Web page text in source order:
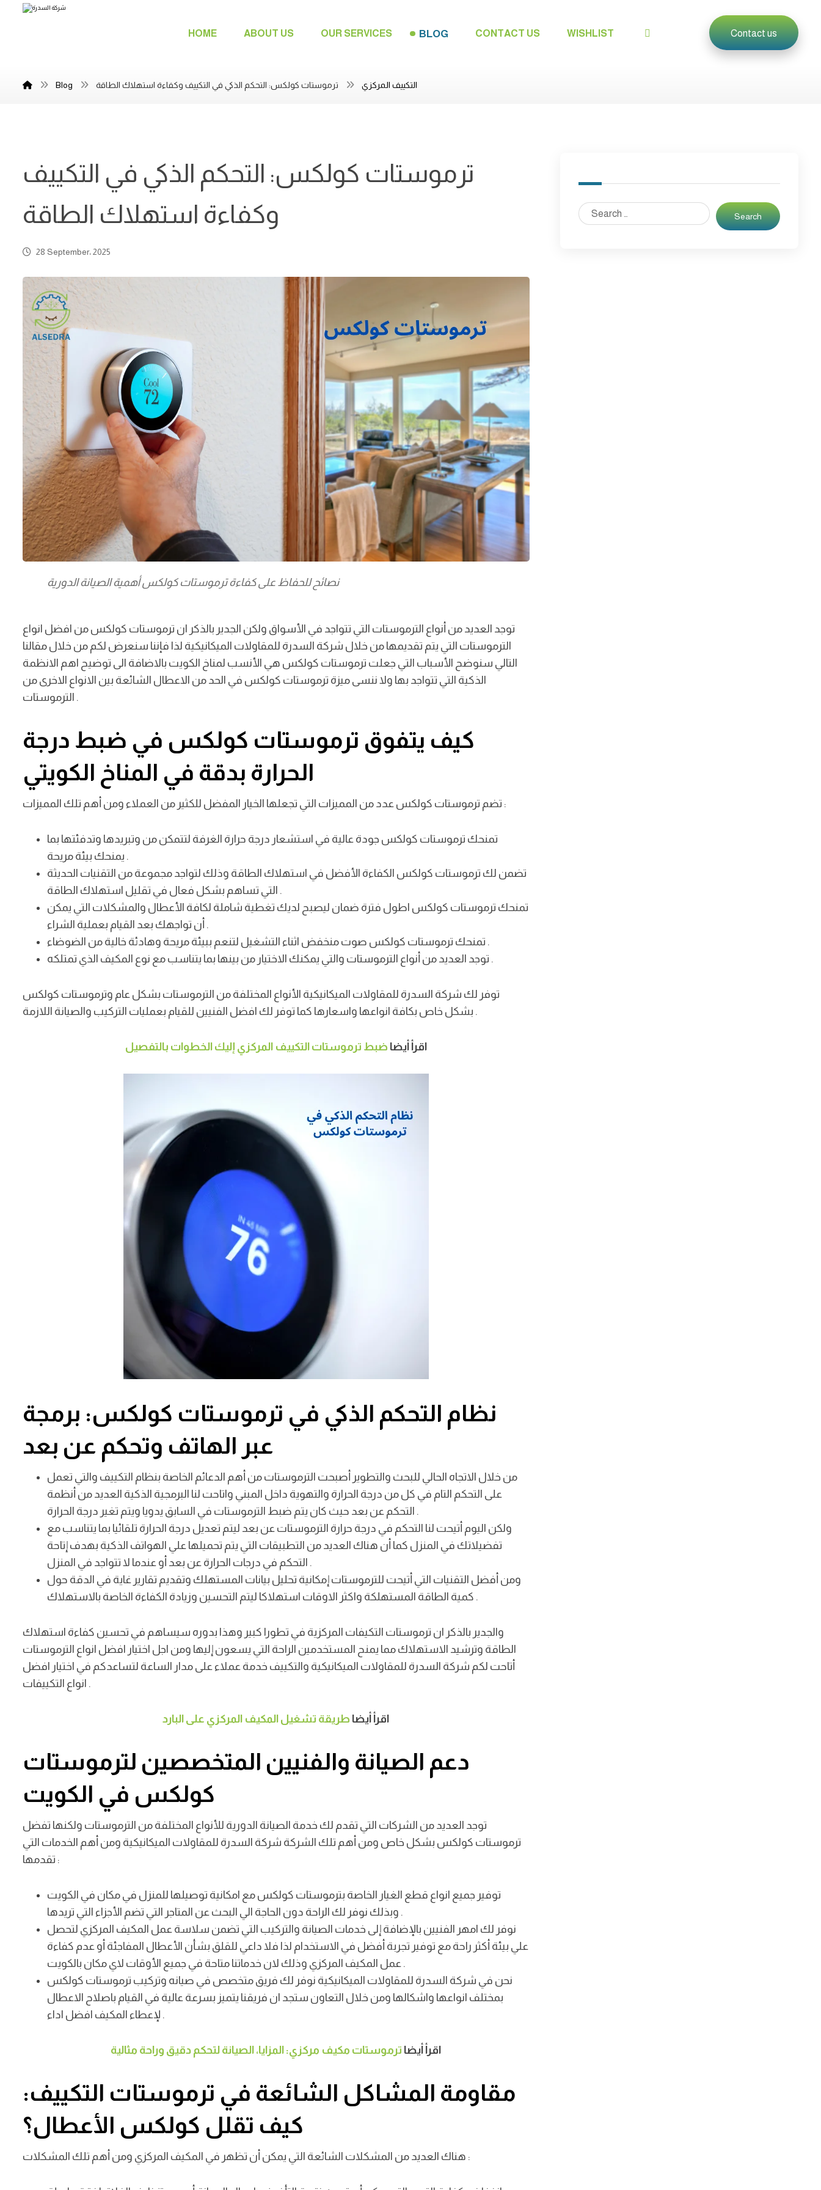
Contact us
HOME ABOUT US OUR SERVICES BLOG CONTACT US WISHLIST
Blog التكييف المركزي ترموستات كولكس: التحكم الذكي في التكييف وكفاءة استهلاك الطاقة
ترموستات كولكس: التحكم الذكي في التكييف
وكفاءة استهلاك الطاقة
28 September، 2025
نصائح للحفاظ على كفاءة ترموستات كولكس أهمية الصيانة الدورية
توجد العديد من أنواع الترموستات التي تتواجد في الأسواق ولكن الجدير بالذكر ان ترموستات كولكس من افضل انواع
الترموستات التي يتم تقديمها من خلال شركة السدرة للمقاولات الميكانيكية لذا فإننا سنعرض لكم من خلال مقالنا
التالي سنوضح الأسباب التي جعلت ترموستات كولكس هي الأنسب لمناخ الكويت بالاضافة الى توضيح اهم الانظمة
الذكية التي تتواجد بها ولا ننسى ميزة ترموستات كولكس في الحد من الاعطال الشائعة بين الانواع الاخرى من
الترموستات .
كيف يتفوق ترموستات كولكس في ضبط درجة
الحرارة بدقة في المناخ الكويتي
:
تمنحك ترموستات كولكس جودة عالية في استشعار درجة حرارة الغرفة لتتمكن من وتبريدها وتدفئتها بما
.
تضمن لك ترموستات كولكس الكفاءة الأفضل في استهلاك الطاقة وذلك لتواجد مجموعة من التقنيات الحديثة
.
تمنحك ترموستات كولكس اطول فترة ضمان ليصبح لديك تغطية شاملة لكافة الأعطال والمشكلات التي يمكن
.
.
.
توفر لك شركة السدرة للمقاولات الميكانيكية الأنواع المختلفة من الترموستات بشكل عام وترموستات كولكس
.
اقرأ أيضا ضبط ترموستات التكييف المركزي إليك الخطوات بالتفصيل
نظام التحكم الذكي في ترموستات كولكس: برمجة
عبر الهاتف وتحكم عن بعد
من خلال الاتجاه الحالي للبحث والتطوير أصبحت الترموستات من أهم الدعائم الخاصة بنظام التكييف والتي تعمل
على التحكم التام في كل من درجة الحرارة والتهوية داخل المبني واتاحت لنا البرمجية الذكية العديد من أنظمة
.
ولكن اليوم أتيحت لنا التحكم في درجة حرارة الترموستات عن بعد ليتم تعديل درجة الحرارة تلقائيا بما يتناسب مع
تفضيلاتك في المنزل كما أن هناك العديد من التطبيقات التي يتم تحميلها علي الهواتف الذكية بهدف إتاحة
.
ومن أفضل التقنيات التي أتيحت للترموستات إمكانية تحليل بيانات المستهلك وتقديم تقارير غاية في الدقة حول
.
والجدير بالذكر ان ترموستات التكيفات المركزية في تطورا كبير وهذا بدوره سيساهم في تحسين كفاءة استهلاك
الطاقة وترشيد الاستهلاك مما يمنح المستخدمين الراحة التي يسعون إليها ومن اجل اختيار افضل انواع الترموستات
أتاحت لكم شركة السدرة للمقاولات الميكانيكية والتكييف خدمة عملاء على مدار الساعة لتساعدكم في اختيار افضل
.
اقرأ أيضا طريقة تشغيل المكيف المركزي على البارد
دعم الصيانة والفنيين المتخصصين لترموستات
كولكس في الكويت
توجد العديد من الشركات التي تقدم لك خدمة الصيانة الدورية للأنواع المختلفة من الترموستات ولكنها تفضل
ترموستات كولكس بشكل خاص ومن أهم تلك الشركة شركة السدرة للمقاولات الميكانيكية ومن أهم الخدمات التي
:
توفير جميع انواع قطع الغيار الخاصة بترموستات كولكس مع امكانية توصيلها للمنزل في مكان في الكويت
.
نوفر لك امهر الفنيين بالإضافة إلى خدمات الصيانة والتركيب التي تضمن سلاسة عمل المكيف المركزي لتحصل
علي بيئة أكثر راحة مع توفير تجربة أفضل في الاستخدام لذا فلا داعي للقلق بشأن الأعطال المفاجئة أو عدم كفاءة
.
نحن في شركة السدرة للمقاولات الميكانيكية نوفر لك فريق متخصص في صيانه وتركيب ترموستات كولكس
بمختلف انواعها واشكالها ومن خلال التعاون ستجد ان فريقنا يتميز بسرعة عالية في القيام باصلاح الاعطال
.
اقرأ أيضا ترموستات مكيف مركزي: المزايا، الصيانة لتحكم دقيق وراحة مثالية
مقاومة المشاكل الشائعة في ترموستات التكييف:
كيف تقلل كولكس الأعطال؟
هناك :
Search